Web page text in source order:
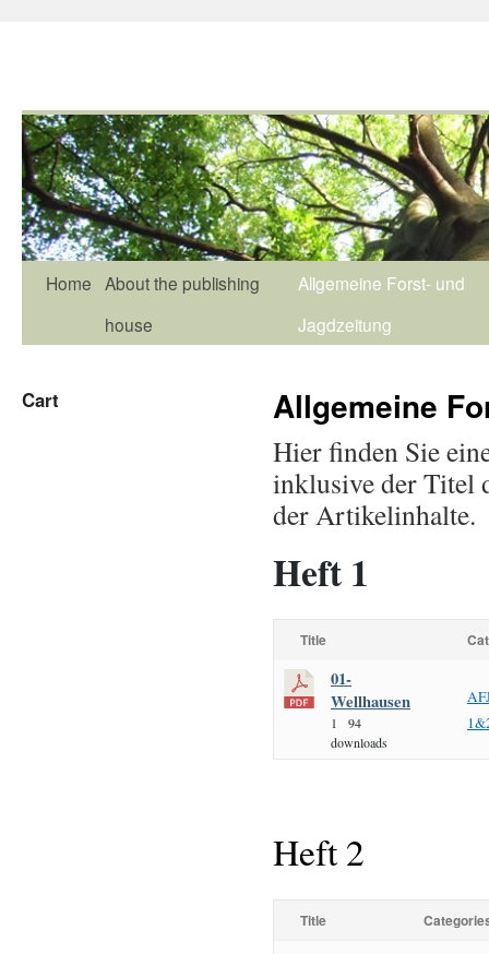
Home About the publishing
house
Allgemeine Forst- und
Jagdzeitung
Allgemeine
Hier finden Sie
inklusive der Titel
der Artikelinhalte.
Heft 1
Title
01-
Wellhausen
1
94
downloads
Heft 2
Title
Cart